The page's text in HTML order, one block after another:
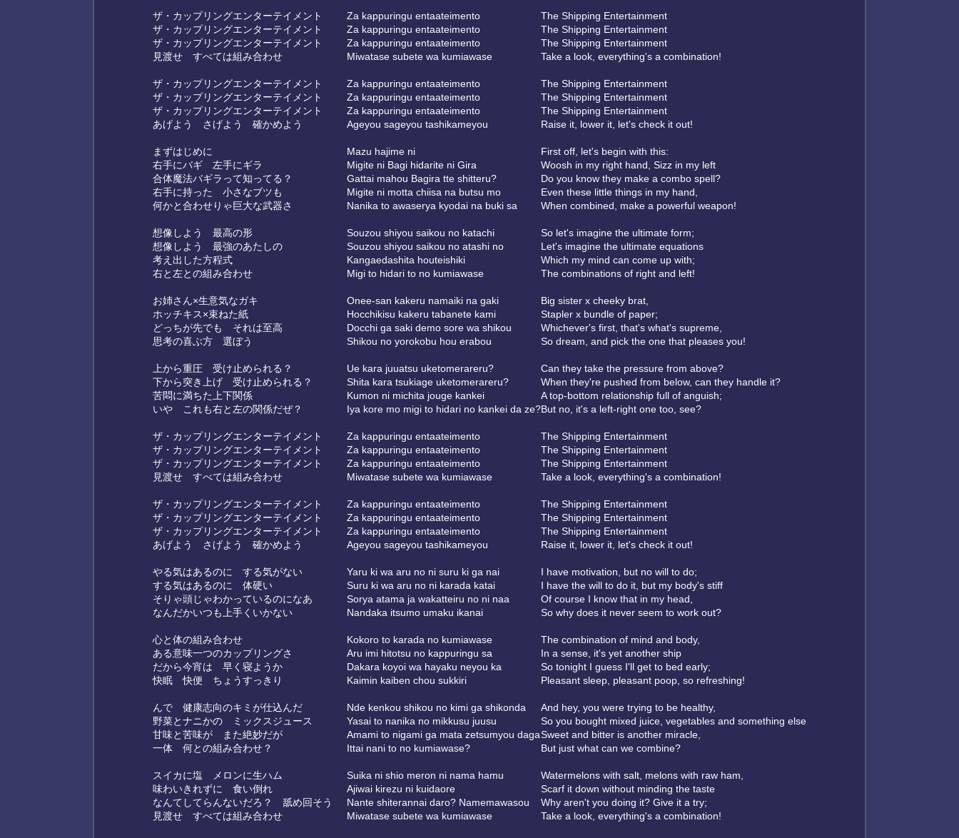
ザ・カップリングエンターテイメント
ザ・カップリングエンターテイメント
ザ・カップリングエンターテイメント
見渡せ すべては組み合わせ
ザ・カップリングエンターテイメント
ザ・カップリングエンターテイメント
ザ・カップリングエンターテイメント
あげよう さげよう 確かめよう
まずはじめに
右手にバギ 左手にギラ
合体魔法バギラって知ってる？
右手に持った 小さなブツも
何かと合わせりゃ巨大な武器さ
想像しよう 最高の形
想像しよう 最強のあたしの
考え出した方程式
右と左との組み合わせ
お姉さん×生意気なガキ
ホッチキス×束ねた紙
どっちが先でも それは至高
思考の喜ぶ方 選ぼう
上から重圧 受け止められる？
下から突き上げ 受け止められる？
苦悶に満ちた上下関係
いや これも右と左の関係だぜ？
ザ・カップリングエンターテイメント
ザ・カップリングエンターテイメント
ザ・カップリングエンターテイメント
見渡せ すべては組み合わせ
ザ・カップリングエンターテイメント
ザ・カップリングエンターテイメント
ザ・カップリングエンターテイメント
あげよう さげよう 確かめよう
やる気はあるのに する気がない
する気はあるのに 体硬い
そりゃ頭じゃわかっているのになあ
なんだかいつも上手くいかない
心と体の組み合わせ
ある意味一つのカップリングさ
だから今宵は 早く寝ようか
快眠 快便 ちょうすっきり
んで 健康志向のキミが仕込んだ
野菜とナニかの ミックスジュース
甘味と苦味が また絶妙だが
一体 何との組み合わせ？
スイカに塩 メロンに生ハム
味わいきれずに 食い倒れ
なんてしてらんないだろ？ 舐め回そう
見渡せ すべては組み合わせ
Za kappuringu entaateimento
Za kappuringu entaateimento
Za kappuringu entaateimento
Miwatase subete wa kumiawase
Za kappuringu entaateimento
Za kappuringu entaateimento
Za kappuringu entaateimento
Ageyou sageyou tashikameyou
Mazu hajime ni
Migite ni Bagi hidarite ni Gira
Gattai mahou Bagira tte shitteru?
Migite ni motta chiisa na butsu mo
Nanika to awaserya kyodai na buki sa
Souzou shiyou saikou no katachi
Souzou shiyou saikou no atashi no
Kangaedashita houteishiki
Migi to hidari to no kumiawase
Onee-san kakeru namaiki na gaki
Hocchikisu kakeru tabanete kami
Docchi ga saki demo sore wa shikou
Shikou no yorokobu hou erabou
Ue kara juuatsu uketomerareru?
Shita kara tsukiage uketomerareru?
Kumon ni michita jouge kankei
Iya kore mo migi to hidari no kankei da ze?
Za kappuringu entaateimento
Za kappuringu entaateimento
Za kappuringu entaateimento
Miwatase subete wa kumiawase
Za kappuringu entaateimento
Za kappuringu entaateimento
Za kappuringu entaateimento
Ageyou sageyou tashikameyou
Yaru ki wa aru no ni suru ki ga nai
Suru ki wa aru no ni karada katai
Sorya atama ja wakatteiru no ni naa
Nandaka itsumo umaku ikanai
Kokoro to karada no kumiawase
Aru imi hitotsu no kappuringu sa
Dakara koyoi wa hayaku neyou ka
Kaimin kaiben chou sukkiri
Nde kenkou shikou no kimi ga shikonda
Yasai to nanika no mikkusu juusu
Amami to nigami ga mata zetsumyou daga
Ittai nani to no kumiawase?
Suika ni shio meron ni nama hamu
Ajiwai kirezu ni kuidaore
Nante shiterannai daro? Namemawasou
Miwatase subete wa kumiawase
The Shipping Entertainment
The Shipping Entertainment
The Shipping Entertainment
Take a look, everything's a combination!
The Shipping Entertainment
The Shipping Entertainment
The Shipping Entertainment
Raise it, lower it, let's check it out!
First off, let's begin with this:
Woosh in my right hand, Sizz in my left
Do you know they make a combo spell?
Even these little things in my hand,
When combined, make a powerful weapon!
So let's imagine the ultimate form;
Let's imagine the ultimate equations
Which my mind can come up with;
The combinations of right and left!
Big sister x cheeky brat,
Stapler x bundle of paper;
Whichever's first, that's what's supreme,
So dream, and pick the one that pleases you!
Can they take the pressure from above?
When they're pushed from below, can they handle it?
A top-bottom relationship full of anguish;
But no, it's a left-right one too, see?
The Shipping Entertainment
The Shipping Entertainment
The Shipping Entertainment
Take a look, everything's a combination!
The Shipping Entertainment
The Shipping Entertainment
The Shipping Entertainment
Raise it, lower it, let's check it out!
I have motivation, but no will to do;
I have the will to do it, but my body's stiff
Of course I know that in my head,
So why does it never seem to work out?
The combination of mind and body,
In a sense, it's yet another ship
So tonight I guess I'll get to bed early;
Pleasant sleep, pleasant poop, so refreshing!
And hey, you were trying to be healthy,
So you bought mixed juice, vegetables and something else
Sweet and bitter is another miracle,
But just what can we combine?
Watermelons with salt, melons with raw ham,
Scarf it down without minding the taste
Why aren't you doing it? Give it a try;
Take a look, everything's a combination!